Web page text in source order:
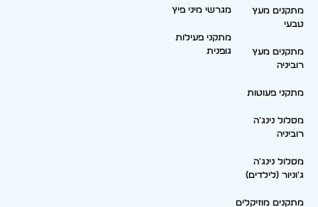
מתקנים מעץ
טבעי
מתקנים מעץ
רוביניה
מתקני פעוטות
מסלול נינג'ה
רוביניה
מסלול נינג'ה
ג'וניור (לילדים)
מתקנים מוזיקלים
מגרשי מיני פיץ
מתקני פעילות
גופנית